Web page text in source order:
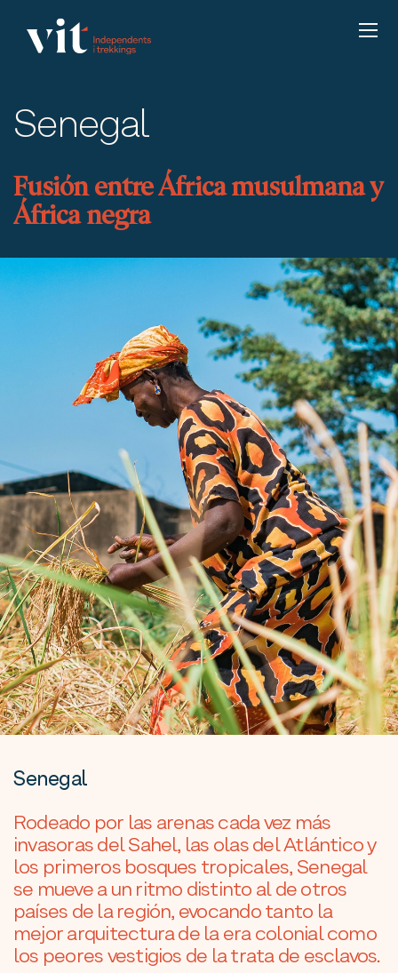
Senegal
Fusión entre África musulmana y
África negra
Senegal
Rodeado por las arenas cada vez más
invasoras del Sahel, las olas del Atlántico y
los primeros bosques tropicales, Senegal
se mueve a un ritmo distinto al de otros
países de la región, evocando tanto la
mejor arquitectura de la era colonial como
los peores vestigios de la trata de esclavos.